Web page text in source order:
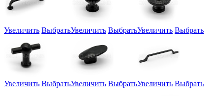
Увеличить ВыбратьУвеличить ВыбратьУвеличить Выбрать
Увеличить ВыбратьУвеличить ВыбратьУвеличить Выбрать